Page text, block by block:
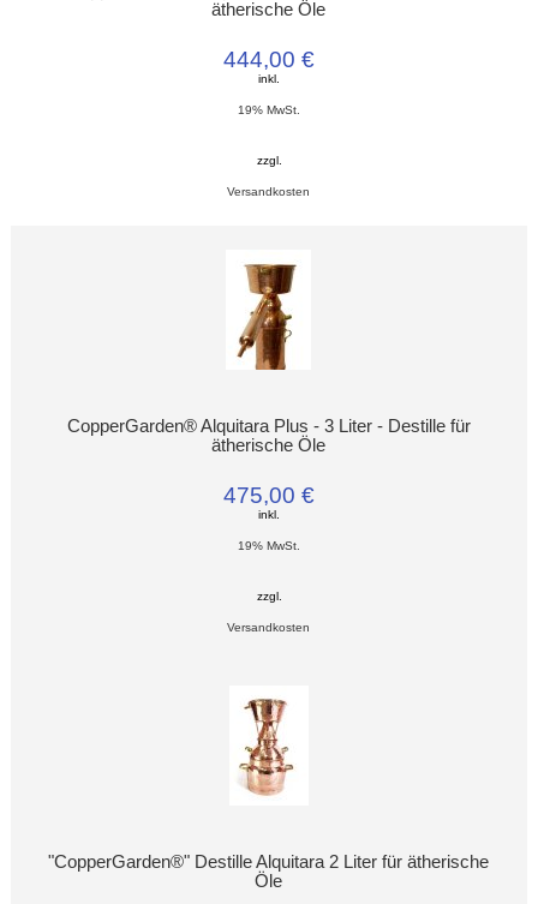
ätherische Öle
444,00 €
inkl.
19% MwSt.
zzgl.
Versandkosten
CopperGarden® Alquitara Plus - 3 Liter - Destille für
ätherische Öle
475,00 €
inkl.
19% MwSt.
zzgl.
Versandkosten
"CopperGarden®" Destille Alquitara 2 Liter für ätherische
Öle